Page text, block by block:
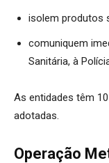
isolem produtos
comuniquem
Sanitária, à
As entidades têm
adotadas.
Operação